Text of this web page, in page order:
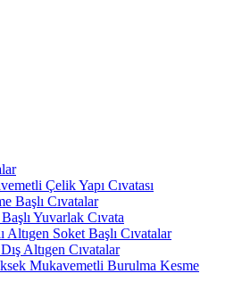
Çelik Yapı Cıvatası
Başlı Cıvatalar
Yuvarlak Cıvata
Altıgen Soket Başlı Cıvatalar
Altıgen Cıvatalar
Mukavemetli Burulma Kesme